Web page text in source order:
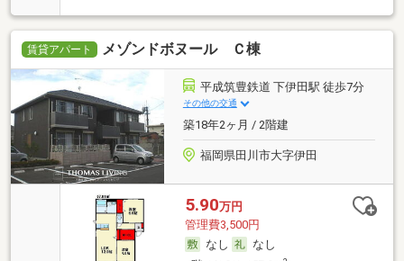
賃貸アパート メゾンドボヌール Ｃ棟
平成筑豊鉄道 下伊田駅 徒歩7分
その他の交通
築18年2ヶ月 / 2階建
福岡県田川市大字伊田
5.90万円
管理費3,500円
なし
なし